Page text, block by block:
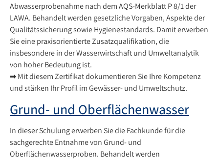
Abwasserprobenahme nach dem AQS-Merkblatt P 8/1 der
LAWA. Behandelt werden gesetzliche Vorgaben, Aspekte der
Qualitätssicherung sowie Hygienestandards. Damit erwerben
Sie eine praxisorientierte Zusatzqualifikation, die
insbesondere in der Wasserwirtschaft und Umweltanalytik
von hoher Bedeutung ist.
➡ Mit diesem Zertifikat dokumentieren Sie Ihre Kompetenz
und stärken Ihr Profil im Gewässer- und Umweltschutz.
Grund- und Oberflächenwasser
In dieser Schulung erwerben Sie die Fachkunde für die
sachgerechte Entnahme von Grund- und
Oberflächenwasserproben. Behandelt werden